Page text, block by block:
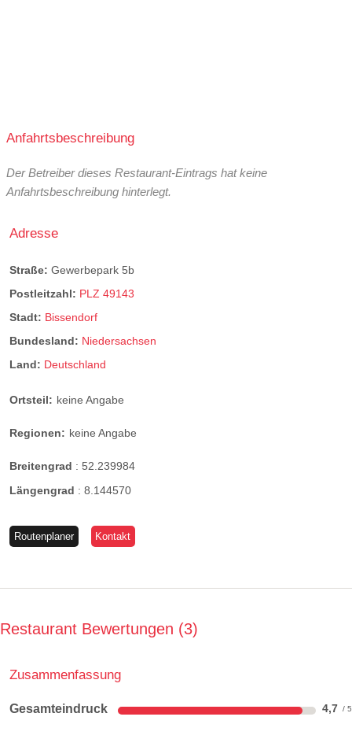
Anfahrtsbeschreibung
Der Betreiber dieses Restaurant-Eintrags hat keine
Anfahrtsbeschreibung hinterlegt.
Adresse
Straße: Gewerbepark 5b
Postleitzahl: PLZ 49143
Stadt: Bissendorf
Bundesland: Niedersachsen
Land: Deutschland
Ortsteil: keine Angabe
Regionen: keine Angabe
Breitengrad : 52.239984
Längengrad : 8.144570
Routenplaner Kontakt
Restaurant Bewertungen 3
Zusammenfassung
Gesamteindruck 4,7